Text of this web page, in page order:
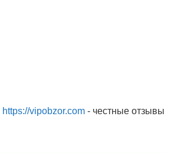
https://vipobzor.com - честные отзывы